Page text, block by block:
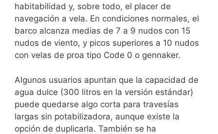
habitabilidad y, sobre todo, el placer de
navegación a vela. En condiciones normales, el
barco alcanza medias de 7 a 9 nudos con 15
nudos de viento, y picos superiores a 10 nudos
con velas de proa tipo Code 0 o gennaker.
Algunos usuarios apuntan que la capacidad de
agua dulce (300 litros en la versión estándar)
puede quedarse algo corta para travesías
largas sin potabilizadora, aunque existe la
opción de duplicarla. También se ha